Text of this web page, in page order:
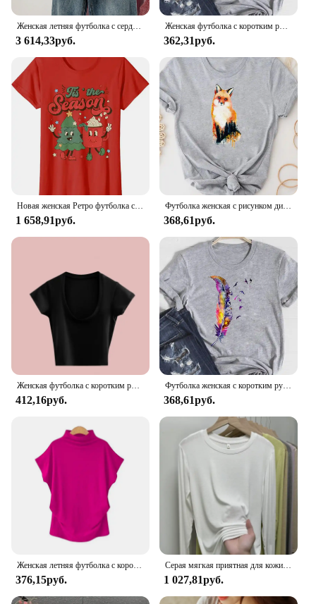
3 614,33руб.
Женская футболка с коротким рукавом, принтом и графическим принтом, в стиле 90-х
362,31руб.
1 658,91руб.
Футболка женская с рисунком динозавра, базовая Модная рубашка с коротким рукавом и принтом Love, летняя одежда серого цвета
368,61руб.
412,16руб.
Футболка женская с коротким рукавом, винтажный милый топ с цветочным принтом в стиле 90-х, модная одежда, базовая серая рубашка с графическим принтом, на лето
368,61руб.
376,15руб.
Серая мягкая приятная для кожи Базовая рубашка с длинным рукавом и круглым вырезом Женская эластичная футболка для ранней осени необходимый универсальный топ
1 027,81руб.